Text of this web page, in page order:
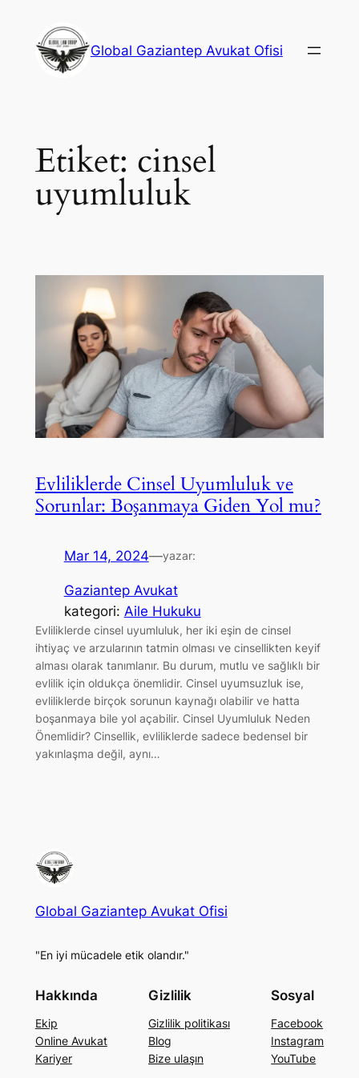
Global Gaziantep Avukat Ofisi
Etiket: cinsel
uyumluluk
Evliliklerde Cinsel Uyumluluk ve
Sorunlar: Boşanmaya Giden Yol mu?
Mar 14, 2024—yazar:
Gaziantep Avukat
kategori: Aile Hukuku
Evliliklerde cinsel uyumluluk, her iki eşin de cinsel
ihtiyaç ve arzularının tatmin olması ve cinsellikten keyif
alması olarak tanımlanır. Bu durum, mutlu ve sağlıklı bir
evlilik için oldukça önemlidir. Cinsel uyumsuzluk ise,
evliliklerde birçok sorunun kaynağı olabilir ve hatta
boşanmaya bile yol açabilir. Cinsel Uyumluluk Neden
Önemlidir? Cinsellik, evliliklerde sadece bedensel bir
yakınlaşma değil, aynı…
Global Gaziantep Avukat Ofisi
"En iyi mücadele etik olandır."
Hakkında
Ekip
Online Avukat
Kariyer
Gizlilik
Gizlilik politikası
Blog
Bize ulaşın
Sosyal
Facebook
Instagram
YouTube